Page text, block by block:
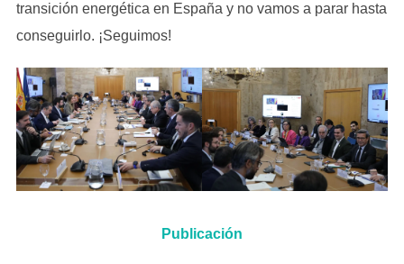
transición energética en España y no vamos a parar hasta
conseguirlo. ¡Seguimos!
Publicación